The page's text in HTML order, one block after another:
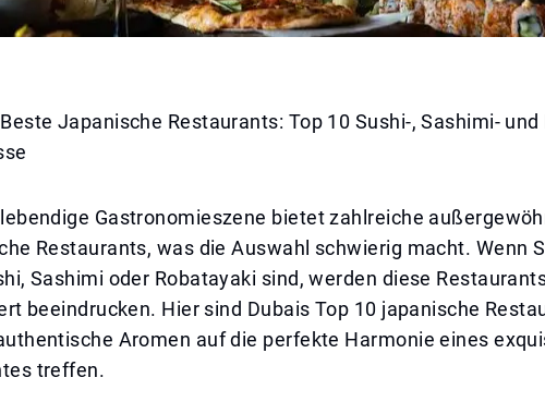
Japanische Restaurants: Top 10 Sushi-, Sashimi-
Gastronomieszene bietet zahlreiche
Restaurants, was die Auswahl schwierig macht. Wenn
Sashimi oder Robatayaki sind, werden diese
beeindrucken. Hier sind Dubais Top 10 japanische
Aromen auf die perfekte Harmonie eines
treffen.